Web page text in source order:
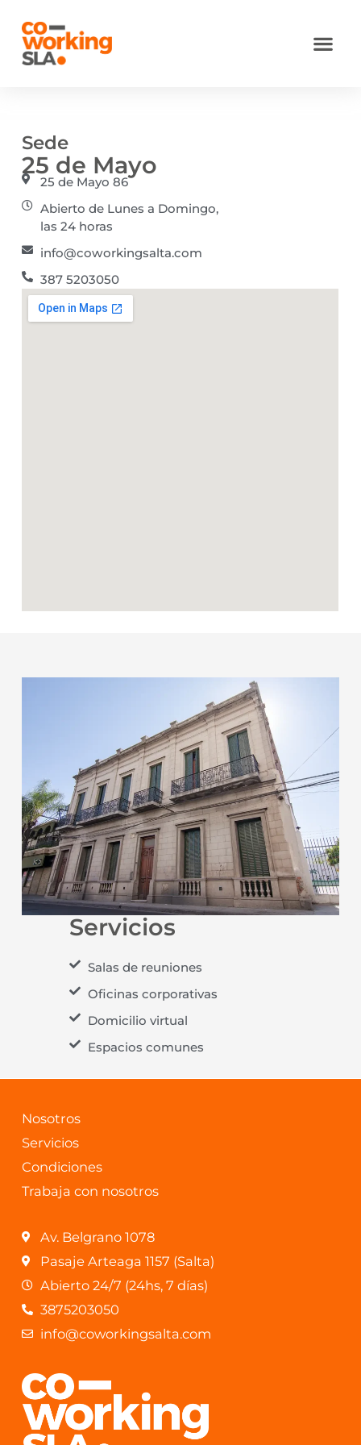
contenido
Sede
25 de Mayo
25 de Mayo 86
Abierto de Lunes a Domingo,
las 24 horas
info@coworkingsalta.com
387 5203050
Servicios
Salas de reuniones
Oficinas corporativas
Domicilio virtual
Espacios comunes
Nosotros
Servicios
Condiciones
Trabaja con nosotros
Av. Belgrano 1078
Pasaje Arteaga 1157 (Salta)
Abierto 24/7 (24hs, 7 días)
3875203050
info@coworkingsalta.com